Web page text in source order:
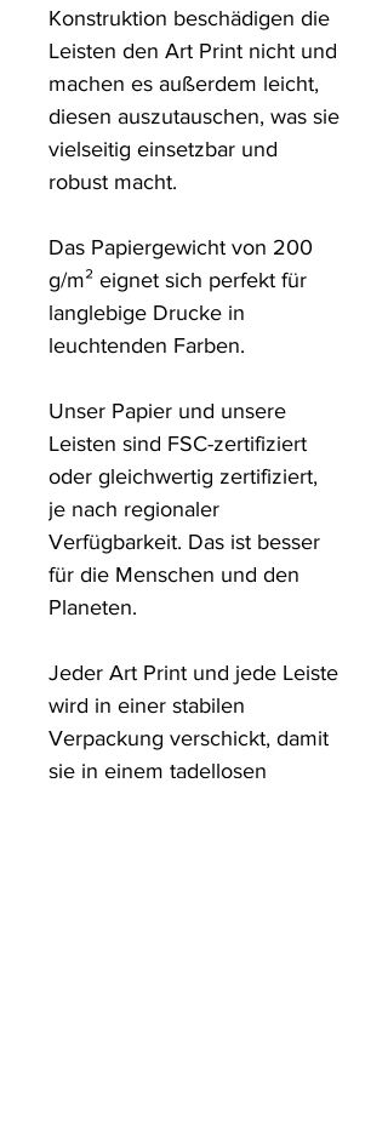
Konstruktion beschädigen die
Leisten den Art Print nicht und
machen es außerdem leicht,
diesen auszutauschen, was sie
vielseitig einsetzbar und
robust macht.
Das Papiergewicht von 200
g/m² eignet sich perfekt für
langlebige Drucke in
leuchtenden Farben.
Unser Papier und unsere
Leisten sind FSC-zertifiziert
oder gleichwertig zertifiziert,
je nach regionaler
Verfügbarkeit. Das ist besser
für die Menschen und den
Planeten.
Jeder Art Print und jede Leiste
wird in einer stabilen
Verpackung verschickt, damit
sie in einem tadellosen